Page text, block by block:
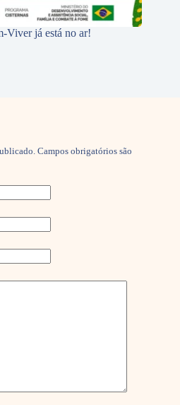
Viver já está no ar!
Campos obrigatórios são